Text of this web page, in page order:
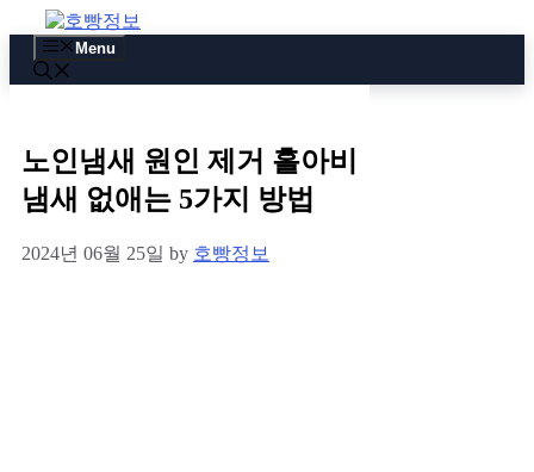
to
content
Menu
노인냄새 원인 제거 홀아비
냄새 없애는 5가지 방법
2024년 06월 25일 by 호빵정보